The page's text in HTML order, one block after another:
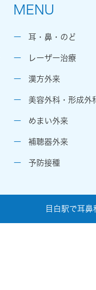
MENU
耳・鼻・のど
レーザー治療
漢方外来
美容外科・形成外
めまい外来
補聴器外来
予防接種
目白駅で耳